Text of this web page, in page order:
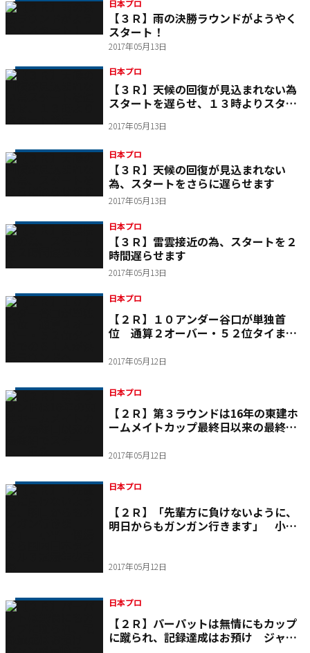
日本プロ
【３Ｒ】雨の決勝ラウンドがようやく
スタート！
2017年05月13日
日本プロ
【３Ｒ】天候の回復が見込まれない為
スタートを遅らせ、１３時よりスター
2017年05月13日
日本プロ
【３Ｒ】天候の回復が見込まれない
為、スタートをさらに遅らせます
2017年05月13日
日本プロ
【３Ｒ】雷雲接近の為、スタートを２
時間遅らせます
2017年05月13日
日本プロ
【２Ｒ】１０アンダー谷口が単独首
位 通算２オーバー・５２位タイまで
2017年05月12日
日本プロ
【２Ｒ】第３ラウンドは16年の東建ホ
ームメイトカップ最終日以来の最終組
2017年05月12日
日本プロ
【２Ｒ】「先輩方に負けないように、
明日からもガンガン行きます」 小
2017年05月12日
日本プロ
【２Ｒ】パーパットは無情にもカップ
に蹴られ、記録達成はお預け ジャン